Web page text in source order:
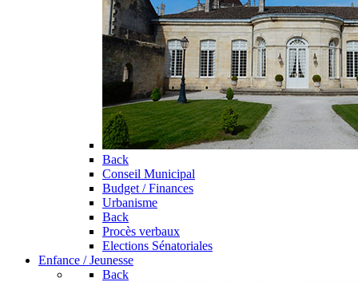
Back
Conseil Municipal
Budget / Finances
Urbanisme
Back
Procès verbaux
Elections Sénatoriales
Enfance / Jeunesse
Back